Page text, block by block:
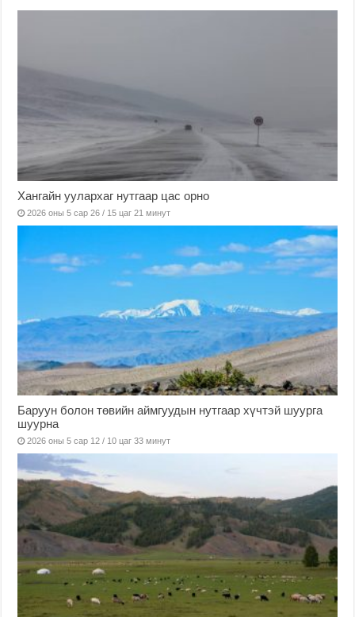
Хангайн уулархаг нутгаар цас орно
2026 оны 5 сар 26 / 15 цаг 21 минут
Баруун болон төвийн аймгуудын нутгаар хүчтэй шуурга
шуурна
2026 оны 5 сар 12 / 10 цаг 33 минут